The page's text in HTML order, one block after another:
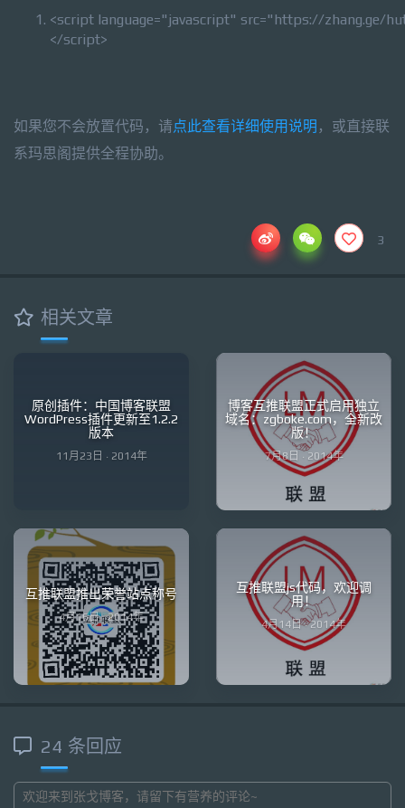
<script language="javascript" src="https://zhang.ge/
</script>
如果您不会放置代码，请点此查看详细使用说明 ，或直接联
系玛思阁提供全程协助。
3
相关文章
原创插件：中国博客联盟
WordPress插件更新至1.2.2
版本
11月23日 · 2014年
博客互推联盟正式启用独立
域名：zgboke.com，全新改
版！
7月8日 · 2014年
互推联盟推出荣誉站点称号
4月16日 · 2014年
互推联盟js代码，欢迎调
用！
4月14日 · 2014年
24 条回应